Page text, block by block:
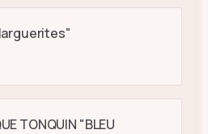
TONQUIN "BLEU